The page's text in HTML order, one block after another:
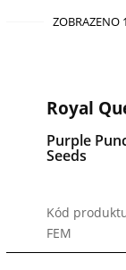
ZOBRAZENO
Royal
Purple
Seeds
Kód
FEM